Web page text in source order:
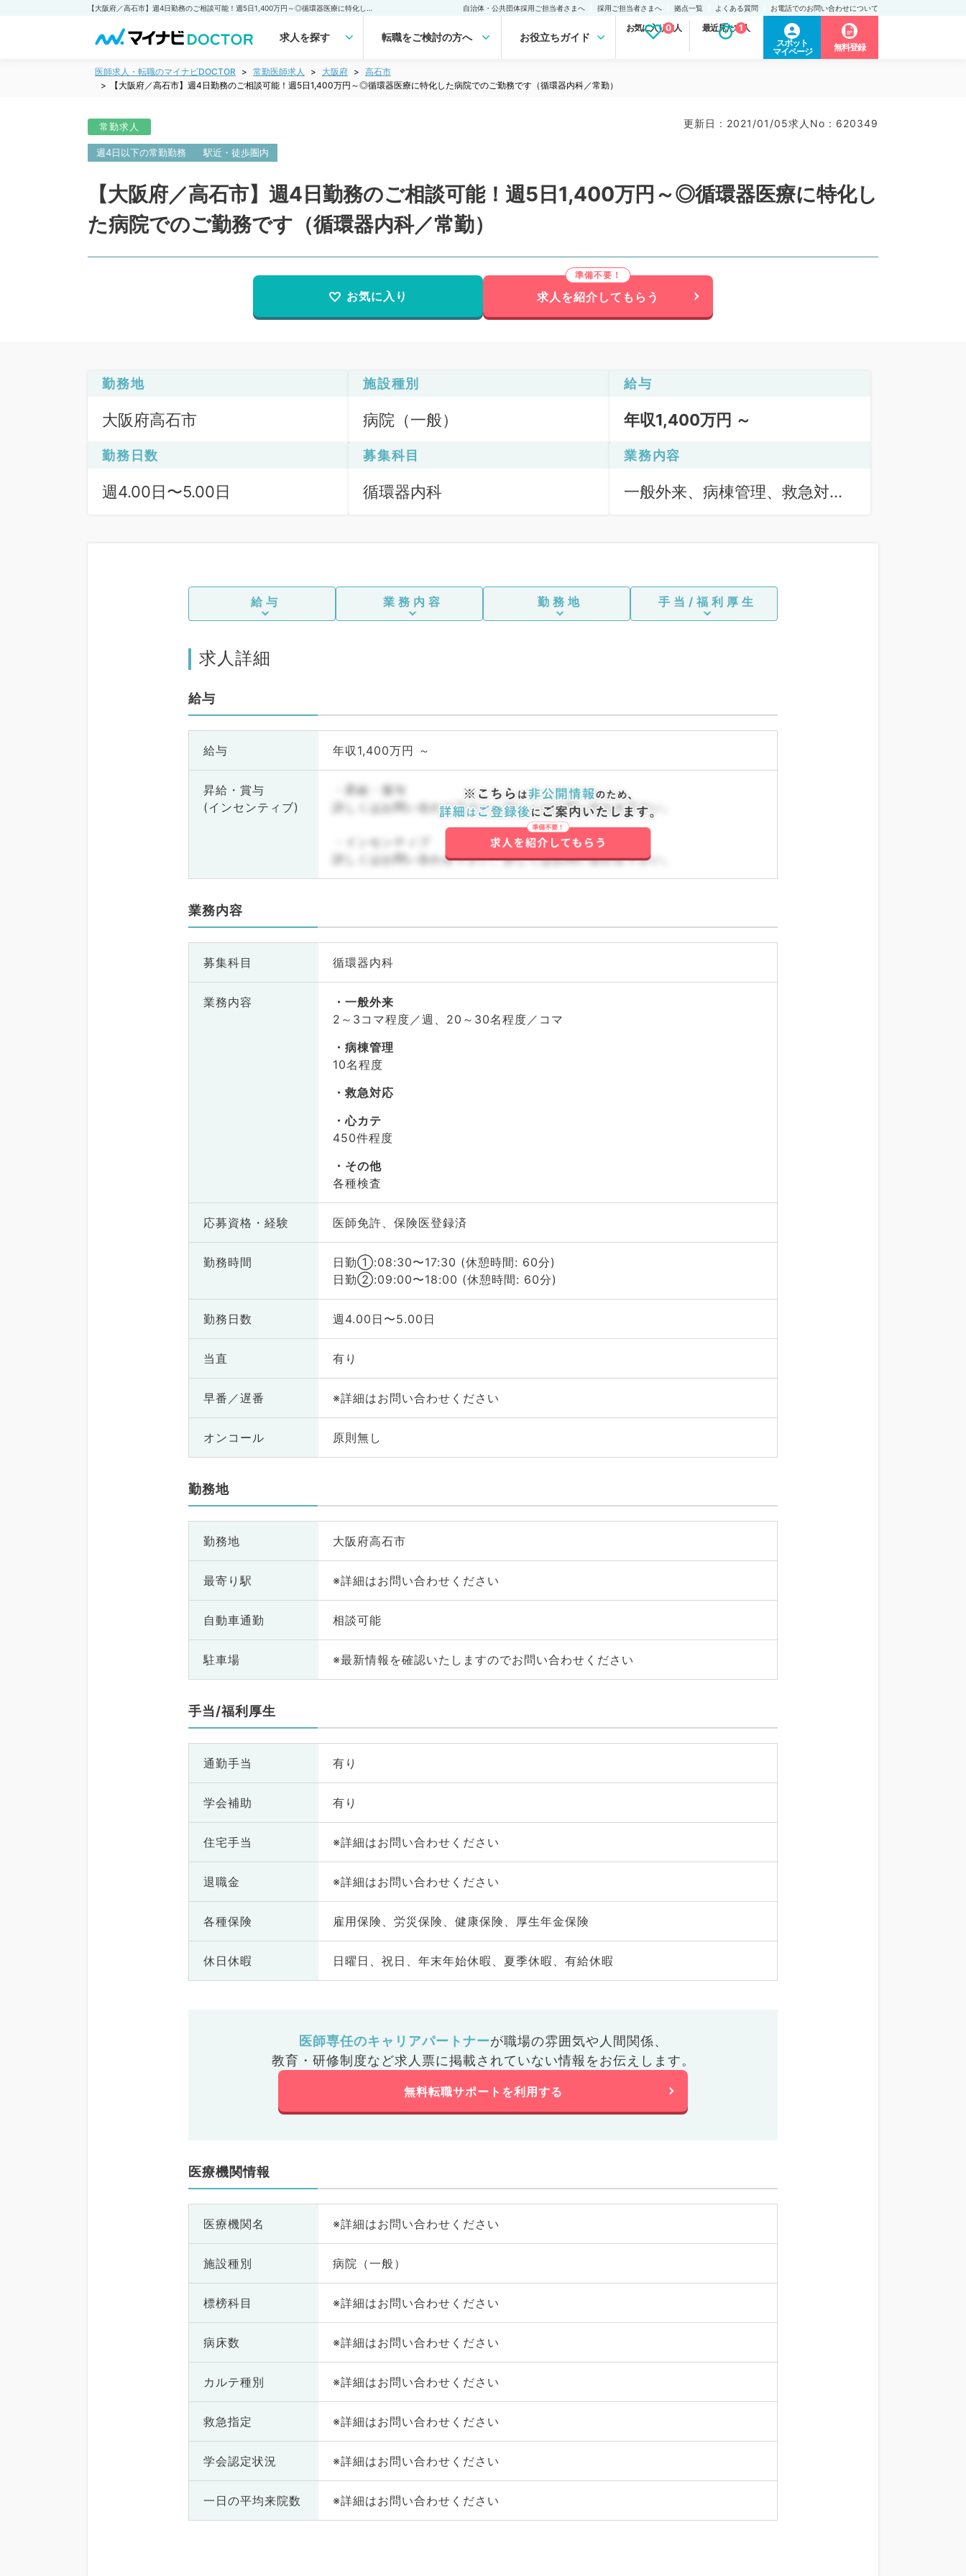
自治体・公共団体採用ご担当者さまへ 採用ご担当者さまへ 拠点一覧 よくある質問 お電話でのお問い合わせについて
求人を探す 転職をご検討の方へ お役立ちガイド
お気に入り求人
0 最近見た求人
1
スポット
マイページ
無料登録
医師求人・転職のマイナビDOCTOR 常勤医師求人 大阪府
高石市
【大阪府／高石市】週4日勤務のご相談可能！週5日1,400万円～◎循環器医療に特化した病院でのご勤務です（循環器内科／常勤）
常勤求人 更新日 : 2021/01/05求人No : 620349
週4日以下の常勤勤務 駅近・徒歩圏内
【大阪府／高石市】週4日勤務のご相談可能！週5日1,400万円～◎循環器医療に特化し
た病院でのご勤務です（循環器内科／常勤）
お気に入り 求人を紹介してもらう
勤務地
大阪府高石市
施設種別
病院（一般）
給与
年収1,400万円 ～
勤務日数
週4.00日〜5.00日
募集科目
循環器内科
業務内容
一般外来、病棟管理、救急対
給与 業務内容 勤務地 手当/福利厚生
求人詳細
給与
給与 年収1,400万円 ～
昇給・賞与
(インセンティブ)
・昇給・賞与
詳しくはお問い合わせ下さい。詳しくはお問い合わせ下さい。
・インセンティブ
詳しくはお問い合わせ下さい。詳しくはお問い合わせ下さい。
業務内容
募集科目 循環器内科
業務内容
一般外来
2～3コマ程度／週、20～30名程度／コマ
病棟管理
10名程度
救急対応
心カテ
450件程度
その他
各種検査
応募資格・ 経験 医師免許、保険医登録済
勤務時間
日勤①:08:30〜17:30 (休憩時間: 60分)
日勤②:09:00〜18:00 (休憩時間: 60分)
勤務日数 週4.00日〜5.00日
当直 有り
早番／遅番 ※詳細はお問い合わせください
オンコール 原則無し
勤務地
勤務地 大阪府高石市
最寄り駅 ※詳細はお問い合わせください
自動車通勤 相談可能
駐車場 ※最新情報を確認いたしますのでお問い合わせください
手当/福利厚生
通勤手当 有り
学会補助 有り
住宅手当 ※詳細はお問い合わせください
退職金 ※詳細はお問い合わせください
各種保険 雇用保険、労災保険、健康保険、厚生年金保険
休日休暇 日曜日、祝日、年末年始休暇、夏季休暇、有給休暇
医師専任のキャリアパートナーが職場の雰囲気や人間関係、
教育・研修制度など求人票に掲載されていない情報をお伝えします。
無料転職サポートを利用する
医療機関情報
医療機関名 ※詳細はお問い合わせください
施設種別 病院（一般）
標榜科目 ※詳細はお問い合わせください
病床数 ※詳細はお問い合わせください
カルテ種別 ※詳細はお問い合わせください
救急指定 ※詳細はお問い合わせください
学会認定状況 ※詳細はお問い合わせください
一日の平均来院数 ※詳細はお問い合わせください